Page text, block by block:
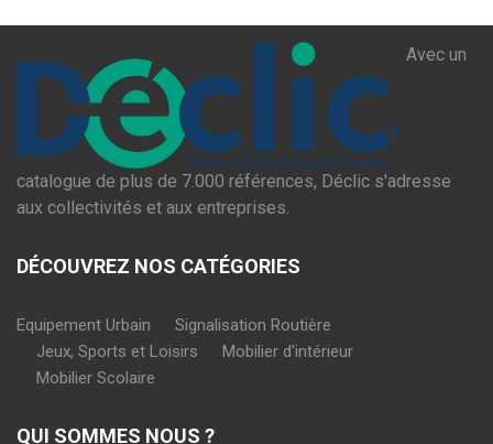
Avec un
catalogue de plus de 7.000 références, Déclic s'adresse
aux collectivités et aux entreprises.
DÉCOUVREZ NOS CATÉGORIES
Equipement Urbain
Signalisation Routière
Jeux, Sports et Loisirs
Mobilier d'intérieur
Mobilier Scolaire
QUI SOMMES NOUS ?